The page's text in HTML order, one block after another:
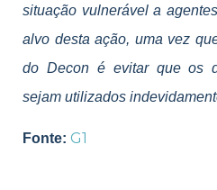
situação vulnerável a
alvo desta ação, uma vez
do Decon é evitar que os
sejam utilizados
Fonte: G1